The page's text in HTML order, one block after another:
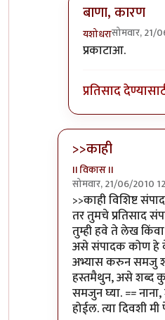
बाणा, कारण
यशोधरासोमवार, 21/
In reply to
प्रकाटाआ.
प्रतिसाद
>>काही
II विकास II
सोमवार, 21/06/2010
In reply toआणि
>>काही विशिष्ट
तर तुमचे प्रतिसाद
तुम्ही हवे ते लेख
असे संपादक कोण हे
अभ्यास करुन समजु
हस्तमैथुन, असे शब्द
समजुन घ्या. ==
होईल. त्या दिवशी मी